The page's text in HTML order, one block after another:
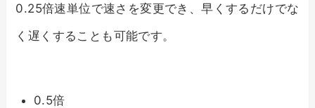
0.25倍速単位で速さを変更でき、早くするだけでな
く遅くすることも可能です。
0.5倍